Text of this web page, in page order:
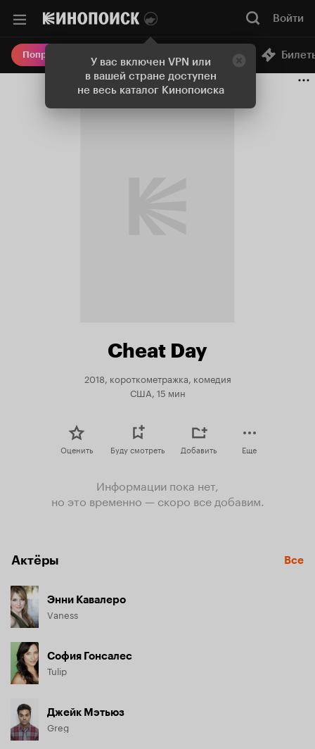
У вас включен VPN или
в вашей стране доступен
не весь каталог Кинопоиска
Войти
Попробовать Плюс Онлайн-кинотеатр
Cheat Day
2018, короткометражка, комедия
США, 15 мин
Оценить Буду смотреть Добавить Еще
Информации пока нет,
но это временно — скоро все добавим.
Актёры Все
Энни Кавалеро
Vaness
София Гонсалес
Tulip
Джейк Мэтьюз
Greg